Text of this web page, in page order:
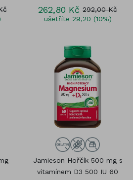
262,80 Kč 292,00 Kč
ušetříte 29,20 (10%)
Jamieson Hořčík 500 mg s
vitamínem D3 500 IU 60